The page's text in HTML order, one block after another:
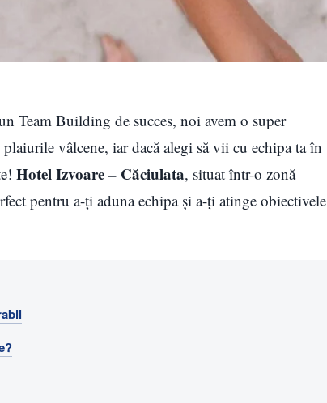
Team Building de succes, noi avem o super
vâlcene, iar dacă alegi să vii cu echipa ta în
Hotel Izvoare – Căciulata, situat într-o zonă
pentru a-ți aduna echipa și a-ți atinge obiectivele